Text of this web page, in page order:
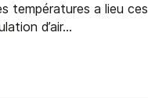
températures a lieu ces
d’air...